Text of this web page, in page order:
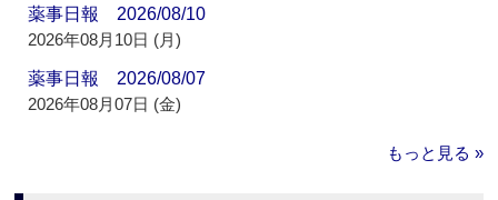
薬事日報 2026/08/10
2026年08月10日 (月)
薬事日報 2026/08/07
2026年08月07日 (金)
もっと見る »